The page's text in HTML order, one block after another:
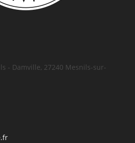
- Damville, 27240 Mesnils-sur-
S’ouvre